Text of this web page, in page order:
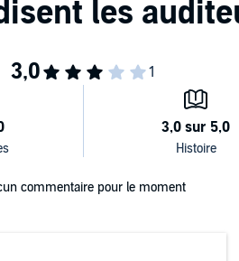
la persigue.
una razones por las que el gatillo se
S. A. U. (P)2019 Audible, Inc.
commentaire pour le moment